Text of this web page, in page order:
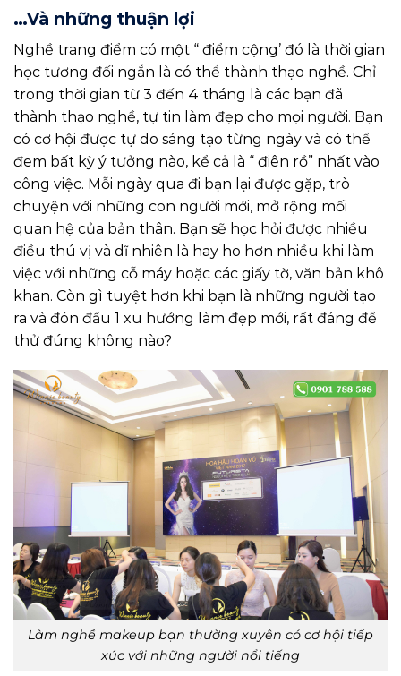
…Và những thuận lợi
Nghề trang điểm có một “ điểm cộng’ đó là thời gian
học tương đối ngắn là có thể thành thạo nghề. Chỉ
trong thời gian từ 3 đến 4 tháng là các bạn đã
thành thạo nghề, tự tin làm đẹp cho mọi người. Bạn
có cơ hội được tự do sáng tạo từng ngày và có thể
đem bất kỳ ý tưởng nào, kể cả là “ điên rồ” nhất vào
công việc. Mỗi ngày qua đi bạn lại được gặp, trò
chuyện với những con người mới, mở rộng mối
quan hệ của bản thân. Bạn sẽ học hỏi được nhiều
điều thú vị và dĩ nhiên là hay ho hơn nhiều khi làm
việc với những cỗ máy hoặc các giấy tờ, văn bản khô
khan. Còn gì tuyệt hơn khi bạn là những người tạo
ra và đón đầu 1 xu hướng làm đẹp mới, rất đáng để
thử đúng không nào?
Làm nghề makeup bạn thường xuyên có cơ hội tiếp
xúc với những người nổi tiếng